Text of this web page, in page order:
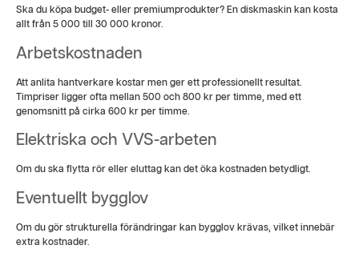
Ska du köpa budget- eller premiumprodukter? En diskmaskin kan kosta
allt från 5 000 till 30 000 kronor.
Arbetskostnaden
Att anlita hantverkare kostar men ger ett professionellt resultat.
Timpriser ligger ofta mellan 500 och 800 kr per timme, med ett
genomsnitt på cirka 600 kr per timme.
Elektriska och VVS-arbeten
Om du ska flytta rör eller eluttag kan det öka kostnaden betydligt.
Eventuellt bygglov
Om du gör strukturella förändringar kan bygglov krävas, vilket innebär
extra kostnader.